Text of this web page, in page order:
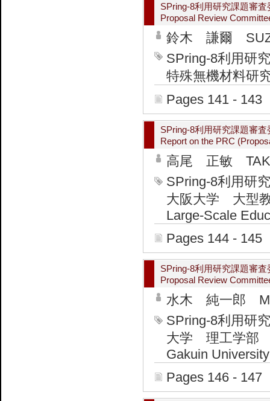
SPring-8利用研究課題審
Proposal Review
鈴木 謙爾
SPring-8利用研
特殊無機材料研
Pages 141 - 143
SPring-8利用研究課題審
Report on the PRC
高尾 正敏
SPring-8利用研
大阪大学 大型
Large-Scale
Pages 144 - 145
SPring-8利用研究課題審
Proposal Review
水木 純一郎
SPring-8利用研
大学 理工学部
Gakuin University
Pages 146 - 147